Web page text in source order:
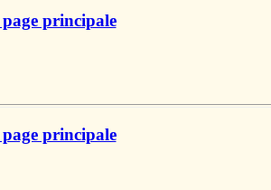
principale
principale